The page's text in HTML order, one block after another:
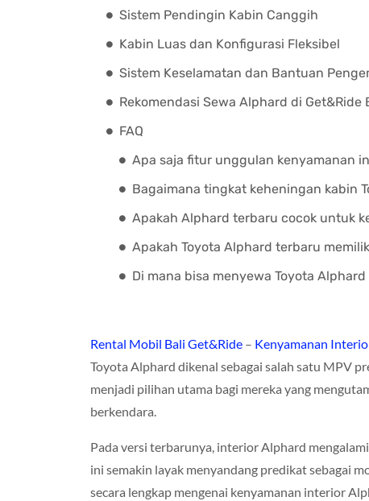
Sistem Pendingin Kabin Canggih
Kabin Luas dan Konfigurasi Fleksibel
Sistem Keselamatan dan Bantuan
Rekomendasi Sewa Alphard di Get&Ride
FAQ
Apa saja fitur unggulan kenyamanan
Bagaimana tingkat keheningan kabin
Apakah Alphard terbaru cocok untuk
Apakah Toyota Alphard terbaru
Di mana bisa menyewa Toyota
Rental Mobil Bali Get&Ride – Kenyamanan
Toyota Alphard dikenal sebagai salah satu MPV
menjadi pilihan utama bagi mereka yang
berkendara.
Pada versi terbarunya, interior Alphard
ini semakin layak menyandang predikat sebagai
secara lengkap mengenai kenyamanan interior